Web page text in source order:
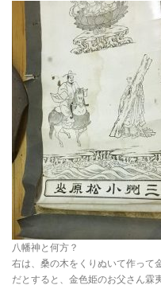
八幡神と何方？
右は、桑の木をくりぬいて作って
だとすると、金色姫のお父さん霖